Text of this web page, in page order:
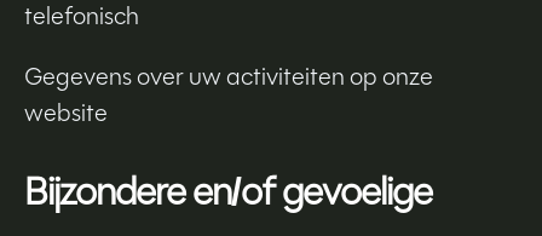
telefonisch
Gegevens over uw activiteiten op onze
website
Bijzondere en/of gevoelige